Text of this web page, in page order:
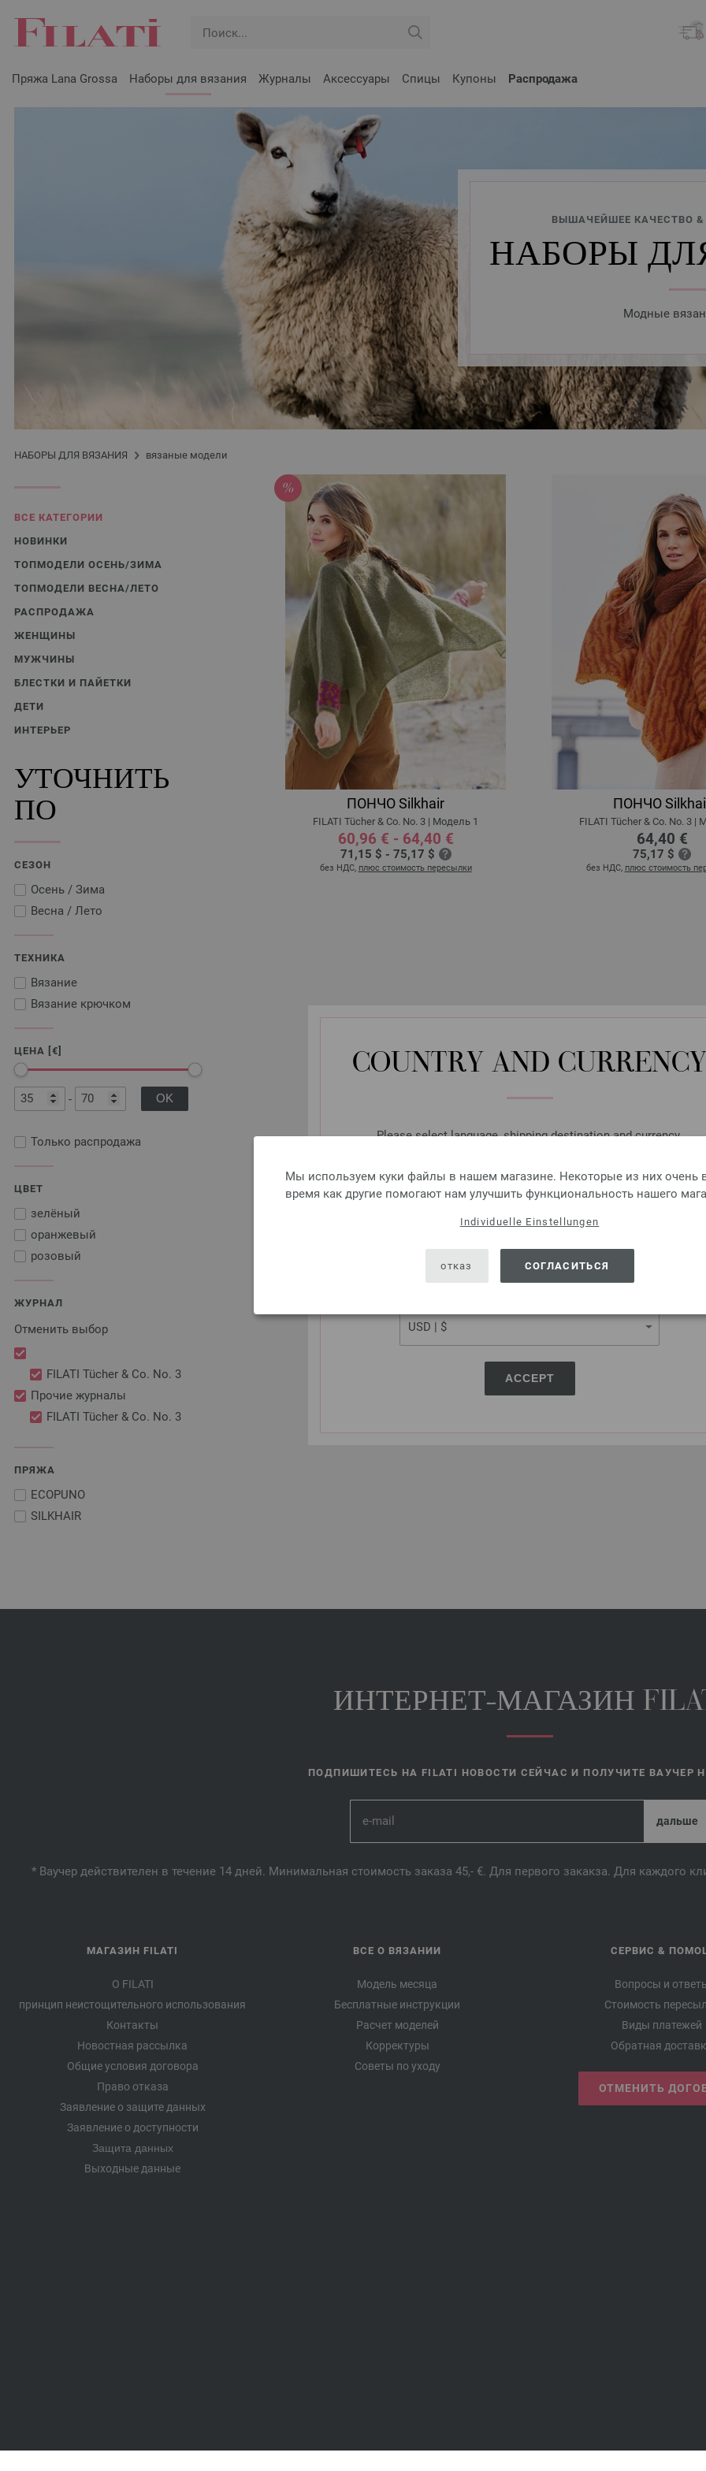
COUNTRY AND CURRENCY
Please select language, shipping destination and currency.
SHIPPING TO
USA - The United States of America
ACCEPT
Мы используем куки файлы в нашем магазине. Некоторые из них очень
время как другие помогают нам улучшить функциональность нашего
Individuelle Einstellungen
отказ СОГЛАСИТЬСЯ
Пряжа Lana Grossa Наборы для вязания Журналы Аксессуары Спицы Купоны Распродажа
ВЫШАЧЕЙШЕЕ КАЧЕСТВО
НАБОРЫ
Модные
НАБОРЫ ДЛЯ ВЯЗАНИЯ вязаные модели
ВСЕ КАТЕГОРИИ
НОВИНКИ
ТОПМОДЕЛИ ОСЕНЬ/ЗИМА
ТОПМОДЕЛИ ВЕСНА/ЛЕТО
РАСПРОДАЖА
ЖЕНЩИНЫ
МУЖЧИНЫ
БЛЕСТКИ И ПАЙЕТКИ
ДЕТИ
ИНТЕРЬЕР
УТОЧНИТЬ
ПО
СЕЗОН
Осень / Зима
Весна / Лето
ТЕХНИКА
Вязание
Вязание крючком
ЦЕНА [€]
-
Только распродажа
ЦВЕТ
зелёный
оранжевый
розовый
ЖУРНАЛ
Отменить выбор
FILATI Tücher & Co. No. 3
Прочие журналы
FILATI Tücher & Co. No. 3
ПРЯЖА
ECOPUNO
SILKHAIR
ПОНЧО Silkhair
FILATI Tücher & Co. No. 3 | Модель 1
60,96 € - 64,40 €
71,15 $ - 75,17 $
без НДС, плюс стоимость пересылки
ПОНЧО
FILATI Tücher & Co. No. 3 |
64,40 €
75,17 $
без НДС, плюс стоимость
ИНТЕРНЕТ-МАГАЗИН
ПОДПИШИТЕСЬ НА FILATI НОВОСТИ СЕЙЧАС И ПОЛУЧИТЕ ВАУЧЕР
* Ваучер действителен в течение 14 дней. Минимальная стоимость заказа 45,- €. Для первого закакза. Для каждого
МАГАЗИН FILATI
О FILATI
принцип неистощительного использования
Контакты
Новостная рассылка
Общие условия договора
Право отказа
Заявление о защите данных
Заявление о доступности
Защита данных
Выходные данные
ВСЕ О ВЯЗАНИИ
Модель месяца
Бесплатные инструкции
Расчет моделей
Корректуры
Советы по уходу
СЕРВИС &
Вопросы и
Стоимость
Виды платежей
Обратная
ОТМЕНИТЬ